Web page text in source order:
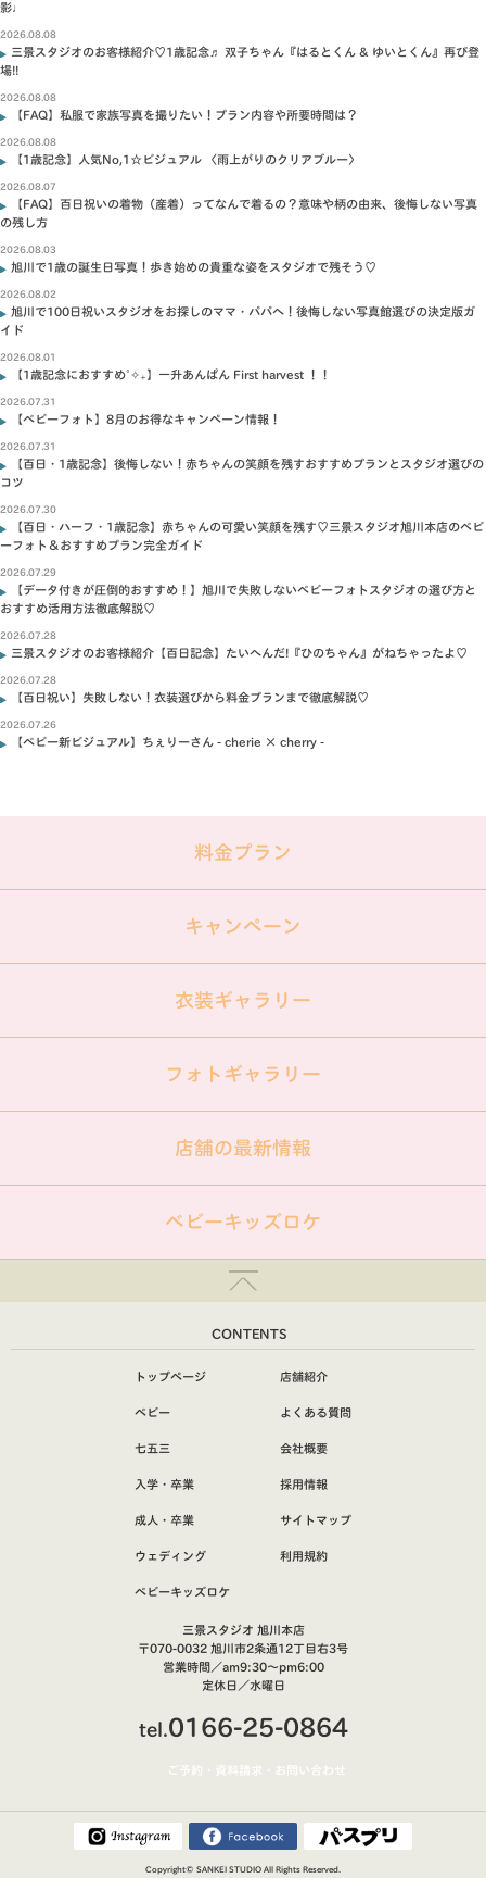
影♩
2026.08.08
三景スタジオのお客様紹介♡1歳記念♬ 双子ちゃん『はるとくん & ゆいとくん』再び登
場!!
2026.08.08
【FAQ】私服で家族写真を撮りたい！プラン内容や所要時間は？
2026.08.08
【1歳記念】人気No,1☆ビジュアル 〈雨上がりのクリアブルー〉
2026.08.07
【FAQ】百日祝いの着物（産着）ってなんで着るの？意味や柄の由来、後悔しない写真
の残し方
2026.08.03
旭川で1歳の誕生日写真！歩き始めの貴重な姿をスタジオで残そう♡
2026.08.02
旭川で100日祝いスタジオをお探しのママ・パパへ！後悔しない写真館選びの決定版ガ
イド
2026.08.01
【1歳記念におすすめ˚✧₊】一升あんぱん First harvest ！！
2026.07.31
【ベビーフォト】8月のお得なキャンペーン情報！
2026.07.31
【百日・1歳記念】後悔しない！赤ちゃんの笑顔を残すおすすめプランとスタジオ選びの
コツ
2026.07.30
【百日・ハーフ・1歳記念】赤ちゃんの可愛い笑顔を残す♡三景スタジオ旭川本店のベビ
ーフォト＆おすすめプラン完全ガイド
2026.07.29
【データ付きが圧倒的おすすめ！】旭川で失敗しないベビーフォトスタジオの選び方と
おすすめ活用方法徹底解説♡
2026.07.28
三景スタジオのお客様紹介【百日記念】たいへんだ!『ひのちゃん』がねちゃったよ♡
2026.07.28
【百日祝い】失敗しない！衣装選びから料金プランまで徹底解説♡
2026.07.26
【ベビー新ビジュアル】ちぇりーさん - cherie × cherry -
料金プラン
キャンペーン
衣装ギャラリー
フォトギャラリー
店舗の最新情報
ベビーキッズロケ
CONTENTS
トップページ
ベビー
七五三
入学・卒業
成人・卒業
ウェディング
ベビーキッズロケ
店舗紹介
よくある質問
会社概要
採用情報
サイトマップ
利用規約
三景スタジオ 旭川本店
〒070-0032 旭川市2条通12丁目右3号
営業時間／am9:30～pm6:00
定休日／水曜日
tel.0166-25-0864
ご予約・資料請求・お問い合わせ
Copyright© SANKEI STUDIO All Rights Reserved.